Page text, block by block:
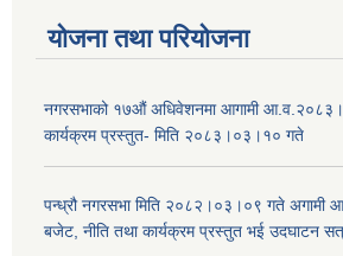
योजना तथा परियोजना
नगरसभाको १७औं अधिवेशनमा आगामी
कार्यक्रम प्रस्तुत- मिति २०८३।०३।१० गते
पन्ध्रौ नगरसभा मिति २०८२।०३।०९ गते
बजेट, नीति तथा कार्यक्रम प्रस्तुत भई उदघाटन